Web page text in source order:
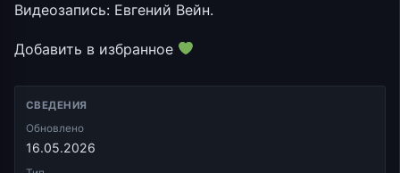
Видеозапись: Евгений Вейн.
Добавить в избранное
СВЕДЕНИЯ
Обновлено
16.05.2026